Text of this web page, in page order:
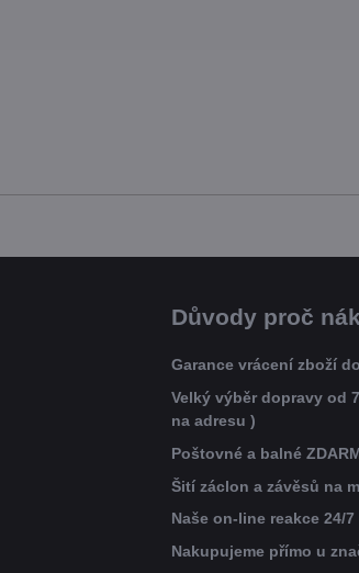
Důvody proč
Garance vrácení zboží
Velký výběr dopravy od
na adresu )
Poštovné a balné
Šití záclon a závěsů na
Naše on-line reakce 24/7
Nakupujeme přímo u